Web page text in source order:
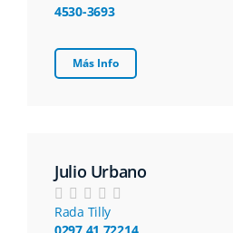
4530-3693
Más Info
Julio Urbano
Rada Tilly
0297 41 72214